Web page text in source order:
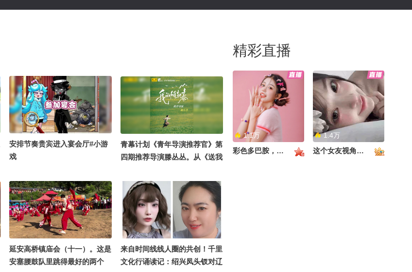
安排节奏贵宾进入宴会厅#小游
戏
青幕计划《青年导演推荐官》第
四期推荐导演滕丛丛。从《送我
到《我的阿勒泰》北疆草原的辽
阔生长。她用镜头接住哈萨克族
的淳朴信仰，也拍下了阿勒泰的
风与少年情意。蛰伏十余年，让
世界看见一片自由生长的土地。
当世界用“有用”丈量一切，她却
让草原上的风说出了另一句话
延安高桥镇庙会（十一）。这是
安塞腰鼓队里跳得最好的两个
来自时间线线人圈的共创！千里
文化行诵读记：绍兴凤头钗对辽
精彩直播
1.1万
彩色多巴胺，甜到心里啦！
1.4万
这个女友视角好治愈~